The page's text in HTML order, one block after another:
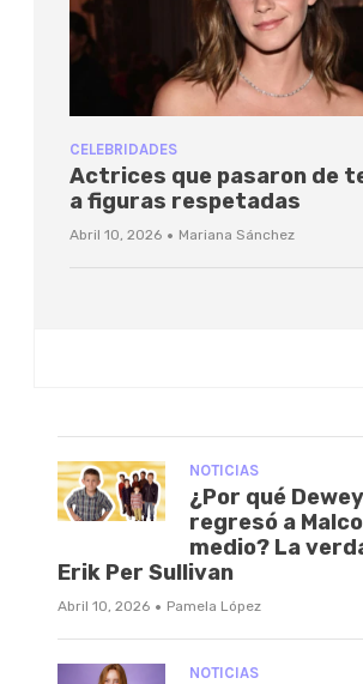
CELEBRIDADES
Actrices que pasaron de
a figuras respetadas
Abril 10, 2026 · Mariana Sánchez
NOTICIAS
¿Por qué
regresó a
medio? La
Erik Per Sullivan
Abril 10, 2026 · Pamela López
NOTICIAS